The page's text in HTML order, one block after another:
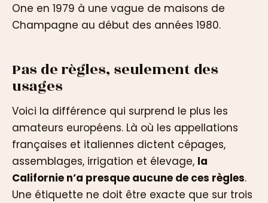
One en 1979 à une vague de maisons de
Champagne au début des années 1980.
Pas de règles, seulement des
usages
Voici la différence qui surprend le plus les
amateurs européens. Là où les appellations
françaises et italiennes dictent cépages,
assemblages, irrigation et élevage, la
Californie n’a presque aucune de ces règles.
Une étiquette ne doit être exacte que sur trois